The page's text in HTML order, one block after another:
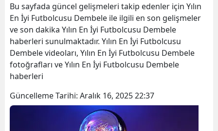
Artvin
Balıkesir
Bu sayfada güncel gelişmeleri takip edenler için Yılın
En İyi Futbolcusu Dembele ile ilgili en son gelişmeler
ve son dakika Yılın En İyi Futbolcusu Dembele
haberleri sunulmaktadır. Yılın En İyi Futbolcusu
Dembele videoları, Yılın En İyi Futbolcusu Dembele
fotoğrafları ve Yılın En İyi Futbolcusu Dembele
haberleri
Güncelleme Tarihi: Aralık 16, 2025 22:37